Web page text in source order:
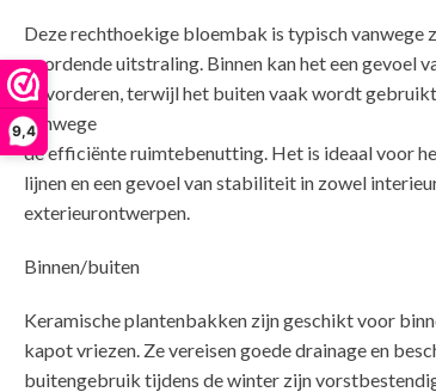
9,4
Deze rechthoekige bloembak is typisch vanwege
geordende uitstraling. Binnen kan het een gevoel
bevorderen, terwijl het buiten vaak wordt
vanwege
de efficiënte ruimtebenutting. Het is ideaal voor
lijnen en een gevoel van stabiliteit in zowel
exterieurontwerpen.
Binnen/buiten
Keramische plantenbakken zijn geschikt voor
kapot vriezen. Ze vereisen goede drainage en
buitengebruik tijdens de winter zijn